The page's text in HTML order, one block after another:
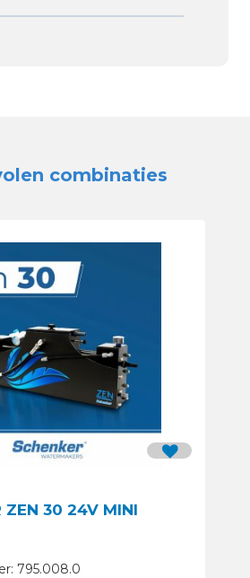
combinaties
ZEN 30 24V MINI
795.008.0